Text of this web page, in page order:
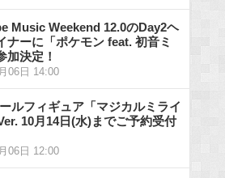
Music Weekend 12.0のDay2ヘ
ナーに「ポケモン feat. 初音ミ
加決定！
06日 14:00
ルフィギュア「マジカルミライ
10月14日(水)までご予約受付
06日 12:00